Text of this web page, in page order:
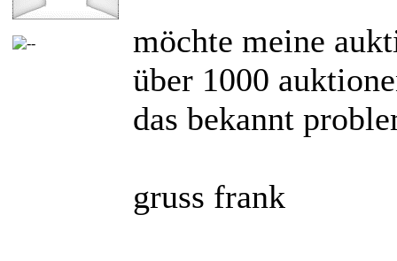
möchte meine
über 1000
das bekannt
gruss frank